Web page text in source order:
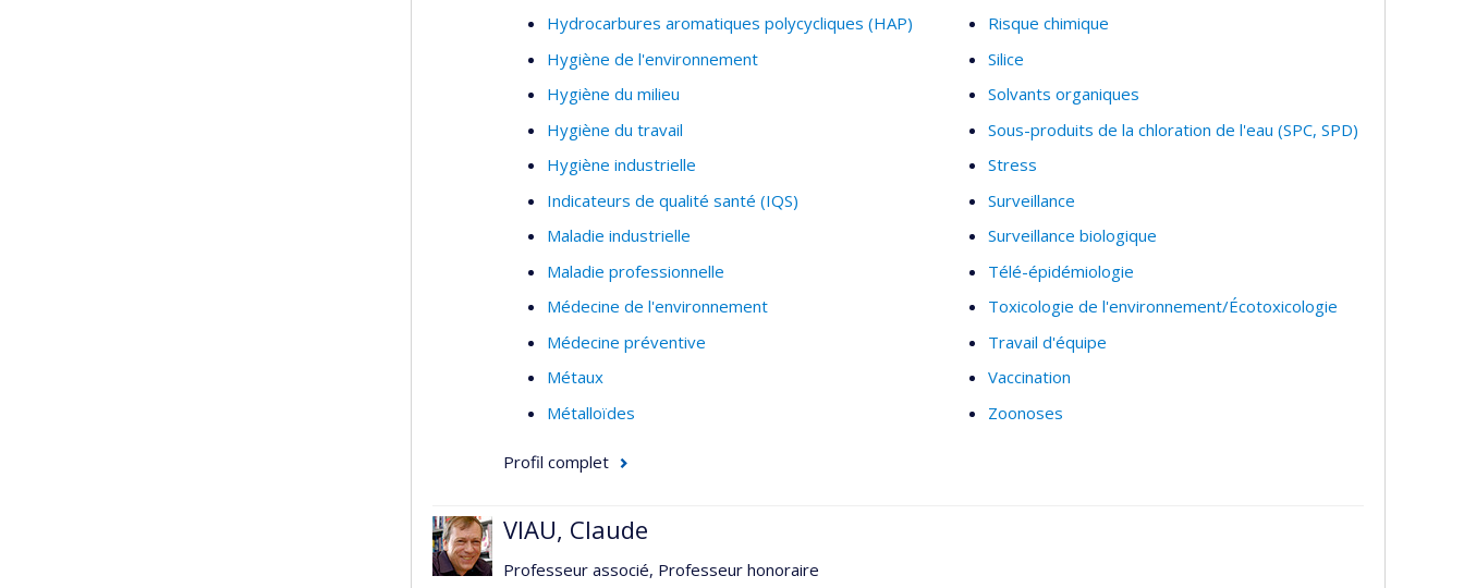
Hydrocarbures aromatiques polycycliques (HAP)
Hygiène de l'environnement
Hygiène du milieu
Hygiène du travail
Hygiène industrielle
Indicateurs de qualité santé (IQS)
Maladie industrielle
Maladie professionnelle
Médecine de l'environnement
Médecine préventive
Métaux
Métalloïdes
Risque chimique
Silice
Solvants organiques
Sous-produits de la chloration de l'eau (SPC, SPD)
Stress
Surveillance
Surveillance biologique
Télé-épidémiologie
Toxicologie de l'environnement/Écotoxicologie
Travail d'équipe
Vaccination
Zoonoses
Profil complet
VIAU, Claude
Professeur associé, Professeur honoraire